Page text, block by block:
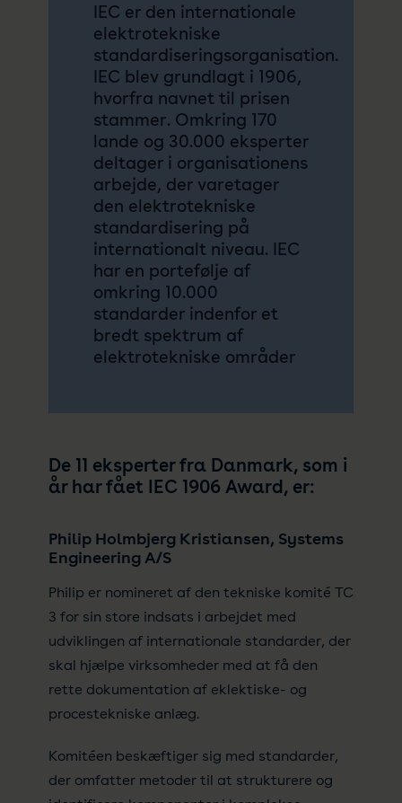
IEC er den internationale
elektrotekniske
standardiseringsorganisation.
IEC blev grundlagt i 1906,
hvorfra navnet til prisen
stammer. Omkring 170
lande og 30.000 eksperter
deltager i organisationens
arbejde, der varetager
den elektrotekniske
standardisering på
internationalt niveau. IEC
har en portefølje af
omkring 10.000
standarder indenfor et
bredt spektrum af
elektrotekniske områder
De 11 eksperter fra Danmark, som i
år har fået IEC 1906 Award, er:
Philip Holmbjerg Kristiansen, Systems
Engineering A/S
Philip er nomineret af den tekniske komité TC
3 for sin store indsats i arbejdet med
udviklingen af internationale standarder, der
skal hjælpe virksomheder med at få den
rette dokumentation af eklektiske- og
procestekniske anlæg.
Komitéen beskæftiger sig med standarder,
der omfatter metoder til at strukturere og